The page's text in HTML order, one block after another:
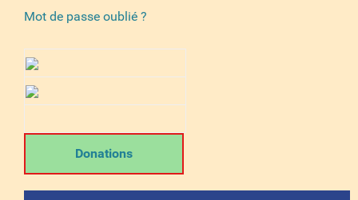
Mot de passe oublié ?
Donations